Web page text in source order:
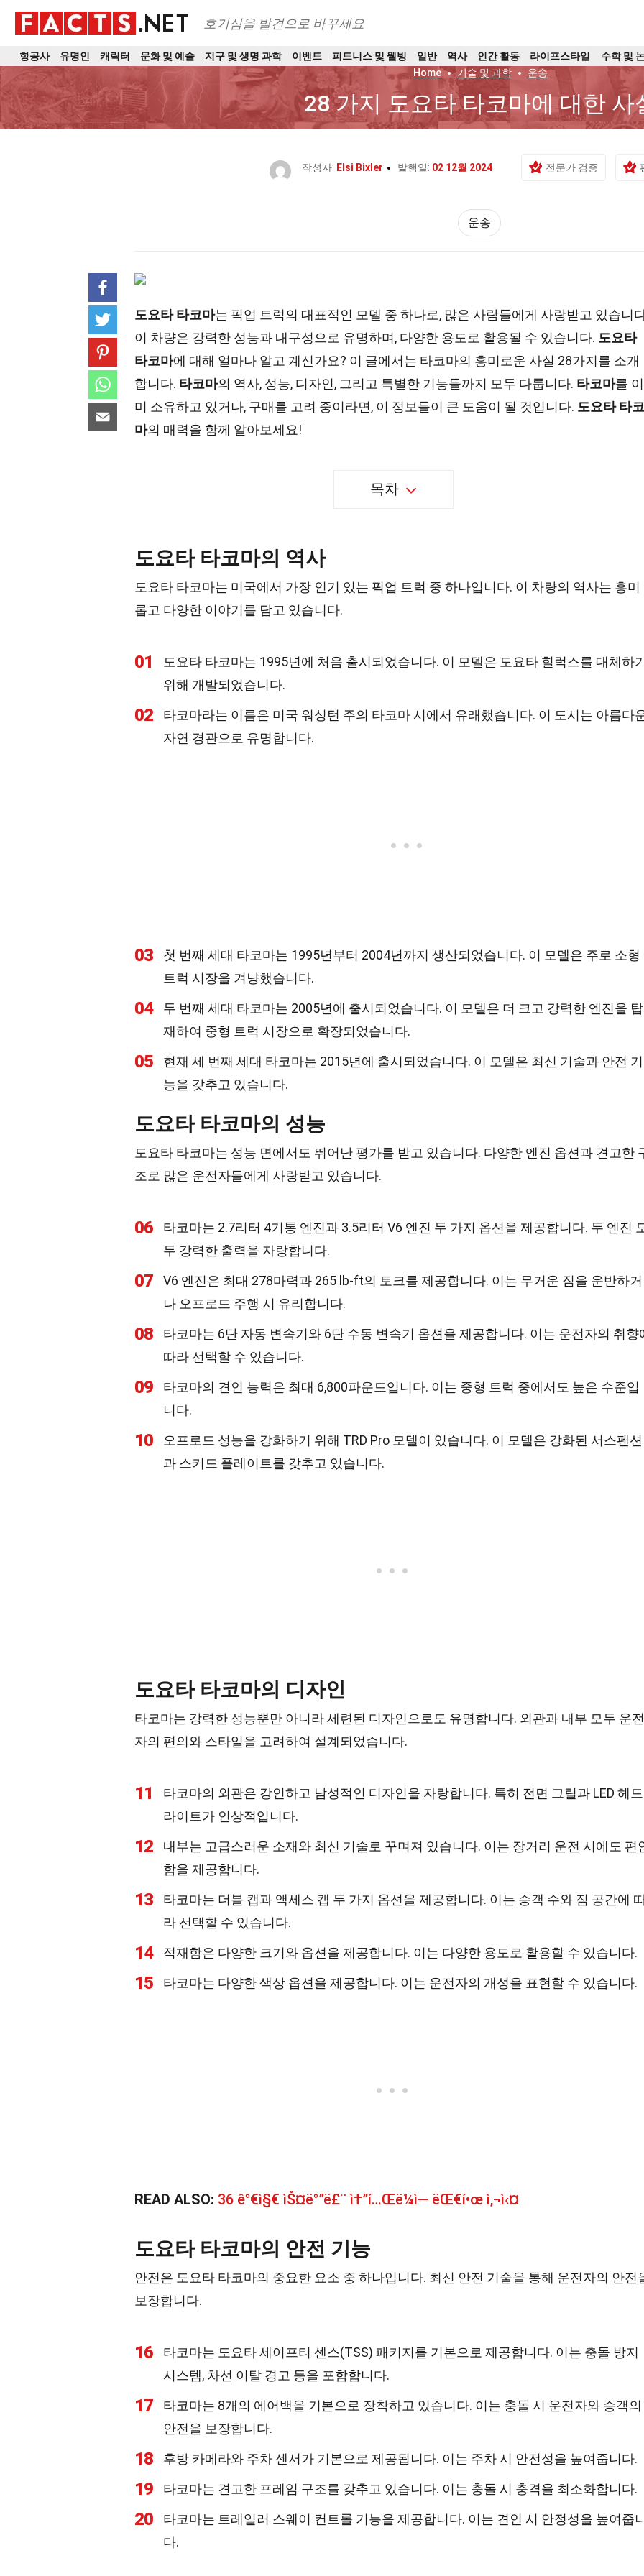
호기심을 발견으로 바꾸세요
항공사 유명인 캐릭터 문화 및 예술 지구 및 생명 과학 이벤트 피트니스 및 웰빙 일반 역사 인간 활동 라이프스타일
수학 및
Home
기술 및 과학 운송
28 가지 도요타 타코마에 대한 사
작성자: Elsi Bixler 발행일: 02 12월 2024 전문가 검증
운송
도요타 타코마는 픽업 트럭의 대표적인 모델 중 하나로, 많은 사람들에게 사랑받고 있습니
이 차량은 강력한 성능과 내구성으로 유명하며, 다양한 용도로 활용될 수 있습니다. 도요타
타코마에 대해 얼마나 알고 계신가요? 이 글에서는 타코마의 흥미로운 사실 28가지를 소개
합니다. 타코마의 역사, 성능, 디자인, 그리고 특별한 기능들까지 모두 다룹니다. 타코마를 이
미 소유하고 있거나, 구매를 고려 중이라면, 이 정보들이 큰 도움이 될 것입니다. 도요타 타코
마의 매력을 함께 알아보세요!
목차
도요타 타코마의 역사
도요타 타코마는 미국에서 가장 인기 있는 픽업 트럭 중 하나입니다. 이 차량의 역사는 흥미
롭고 다양한 이야기를 담고 있습니다.
01
도요타 타코마는 1995년에 처음 출시되었습니다. 이 모델은 도요타 힐럭스를 대체하
위해 개발되었습니다.
02
타코마라는 이름은 미국 워싱턴 주의 타코마 시에서 유래했습니다. 이 도시는 아름다
자연 경관으로 유명합니다.
03
첫 번째 세대 타코마는 1995년부터 2004년까지 생산되었습니다. 이 모델은 주로 소형
트럭 시장을 겨냥했습니다.
04
두 번째 세대 타코마는 2005년에 출시되었습니다. 이 모델은 더 크고 강력한 엔진을 탑
재하여 중형 트럭 시장으로 확장되었습니다.
05
현재 세 번째 세대 타코마는 2015년에 출시되었습니다. 이 모델은 최신 기술과 안전 기
능을 갖추고 있습니다.
도요타 타코마의 성능
도요타 타코마는 성능 면에서도 뛰어난 평가를 받고 있습니다. 다양한 엔진 옵션과 견고한
조로 많은 운전자들에게 사랑받고 있습니다.
06
타코마는 2.7리터 4기통 엔진과 3.5리터 V6 엔진 두 가지 옵션을 제공합니다. 두 엔진
두 강력한 출력을 자랑합니다.
07
V6 엔진은 최대 278마력과 265 lb-ft의 토크를 제공합니다. 이는 무거운 짐을 운반하거
나 오프로드 주행 시 유리합니다.
08
타코마는 6단 자동 변속기와 6단 수동 변속기 옵션을 제공합니다. 이는 운전자의 취향
따라 선택할 수 있습니다.
09
타코마의 견인 능력은 최대 6,800파운드입니다. 이는 중형 트럭 중에서도 높은 수준입
니다.
10
오프로드 성능을 강화하기 위해 TRD Pro 모델이 있습니다. 이 모델은 강화된 서스펜션
과 스키드 플레이트를 갖추고 있습니다.
도요타 타코마의 디자인
타코마는 강력한 성능뿐만 아니라 세련된 디자인으로도 유명합니다. 외관과 내부 모두 운전
자의 편의와 스타일을 고려하여 설계되었습니다.
11
타코마의 외관은 강인하고 남성적인 디자인을 자랑합니다. 특히 전면 그릴과 LED 헤드
라이트가 인상적입니다.
12
내부는 고급스러운 소재와 최신 기술로 꾸며져 있습니다. 이는 장거리 운전 시에도 편
함을 제공합니다.
13
타코마는 더블 캡과 액세스 캡 두 가지 옵션을 제공합니다. 이는 승객 수와 짐 공간에
라 선택할 수 있습니다.
14 적재함은 다양한 크기와 옵션을 제공합니다. 이는 다양한 용도로 활용할 수 있습니다.
15 타코마는 다양한 색상 옵션을 제공합니다. 이는 운전자의 개성을 표현할 수 있습니다.
READ ALSO: 36 ê°€ì§€ ìŠ¤ë°”ë£¨ ì†”í…Œë¼ì— ëŒ€í•œ ì‚¬ì‹¤
도요타 타코마의 안전 기능
안전은 도요타 타코마의 중요한 요소 중 하나입니다. 최신 안전 기술을 통해 운전자의 안전
보장합니다.
16
타코마는 도요타 세이프티 센스(TSS) 패키지를 기본으로 제공합니다. 이는 충돌 방지
시스템, 차선 이탈 경고 등을 포함합니다.
17
타코마는 8개의 에어백을 기본으로 장착하고 있습니다. 이는 충돌 시 운전자와 승객의
안전을 보장합니다.
18 후방 카메라와 주차 센서가 기본으로 제공됩니다. 이는 주차 시 안전성을 높여줍니다.
19 타코마는 견고한 프레임 구조를 갖추고 있습니다. 이는 충돌 시 충격을 최소화합니다.
20
타코마는 트레일러 스웨이 컨트롤 기능을 제공합니다. 이는 견인 시 안정성을 높여줍
다.